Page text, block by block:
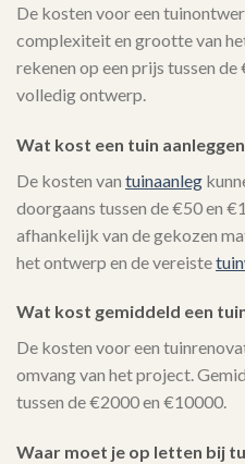
De kosten voor een
complexiteit en grootte van
rekenen op een prijs tussen
volledig ontwerp.
Wat kost een tuin
De kosten van tuinaanleg
doorgaans tussen de €50 en
afhankelijk van de gekozen
het ontwerp en de vereiste
Wat kost gemiddeld een
De kosten voor een
omvang van het project.
tussen de €2000 en €10000.
Waar moet je op letten bij